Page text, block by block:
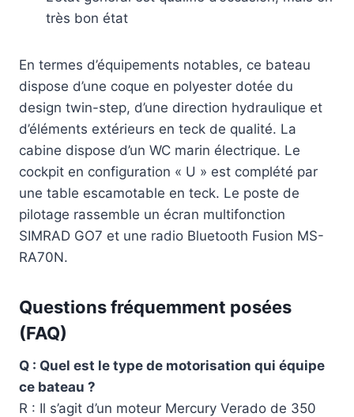
très bon état
En termes d’équipements notables, ce bateau
dispose d’une coque en polyester dotée du
design twin-step, d’une direction hydraulique et
d’éléments extérieurs en teck de qualité. La
cabine dispose d’un WC marin électrique. Le
cockpit en configuration « U » est complété par
une table escamotable en teck. Le poste de
pilotage rassemble un écran multifonction
SIMRAD GO7 et une radio Bluetooth Fusion MS-
RA70N.
Questions fréquemment posées
(FAQ)
Q : Quel est le type de motorisation qui équipe
ce bateau ?
R : Il s’agit d’un moteur Mercury Verado de 350